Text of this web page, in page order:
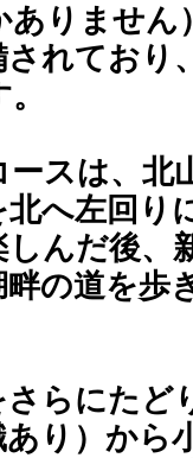
ありませ
されており
ースは、北
北へ左回り
しんだ後、
畔の道を歩
さらにたど
り）から